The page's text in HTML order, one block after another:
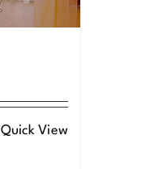
Quick View